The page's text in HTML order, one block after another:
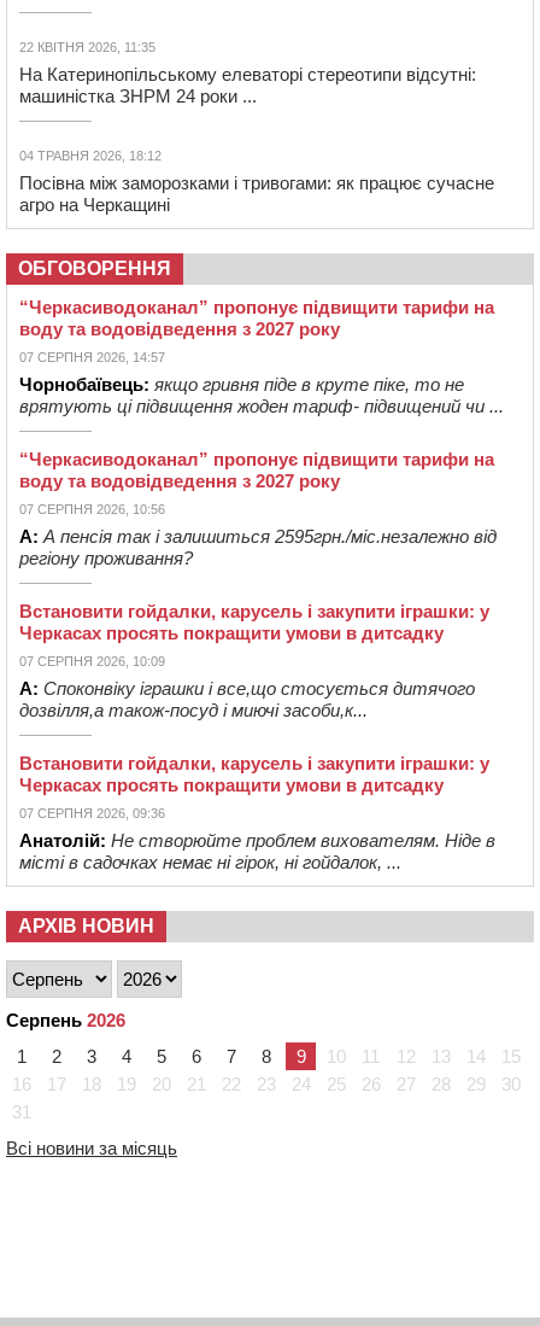
22 КВІТНЯ 2026, 11:35
На Катеринопільському елеваторі стереотипи відсутні:
машиністка ЗНРМ 24 роки ...
04 ТРАВНЯ 2026, 18:12
Посівна між заморозками і тривогами: як працює сучасне
агро на Черкащині
ОБГОВОРЕННЯ
“Черкасиводоканал” пропонує підвищити тарифи на
воду та водовідведення з 2027 року
07 СЕРПНЯ 2026, 14:57
Чорнобаївець: якщо гривня піде в круте піке, то не
врятують ці підвищення жоден тариф- підвищений чи ...
“Черкасиводоканал” пропонує підвищити тарифи на
воду та водовідведення з 2027 року
07 СЕРПНЯ 2026, 10:56
А: А пенсія так і залишиться 2595грн./міс.незалежно від
регіону проживання?
Встановити гойдалки, карусель і закупити іграшки: у
Черкасах просять покращити умови в дитсадку
07 СЕРПНЯ 2026, 10:09
А: Споконвіку іграшки і все,що стосується дитячого
дозвілля,а також-посуд і миючі засоби,к...
Встановити гойдалки, карусель і закупити іграшки: у
Черкасах просять покращити умови в дитсадку
07 СЕРПНЯ 2026, 09:36
Анатолій: Не створюйте проблем вихователям. Ніде в
місті в садочках немає ні гірок, ні гойдалок, ...
АРХІВ НОВИН
Серпень 2026
1
2 3 4 5 6 7 8 9 10 11 12 13 14
15
16
17 18 19 20 21 22 23 24 25 26 27 28 29
30
31
Всі новини за місяць